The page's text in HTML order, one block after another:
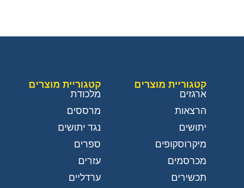
קטגוריית מוצרים
ארגזים
הרצאות
יתושים
מיקרוסקופים
מכרסמים
תכשירים
קטגוריית מוצרים
מלכודת
מרססים
נגד יתושים
ספרים
עזרים
ערדליים